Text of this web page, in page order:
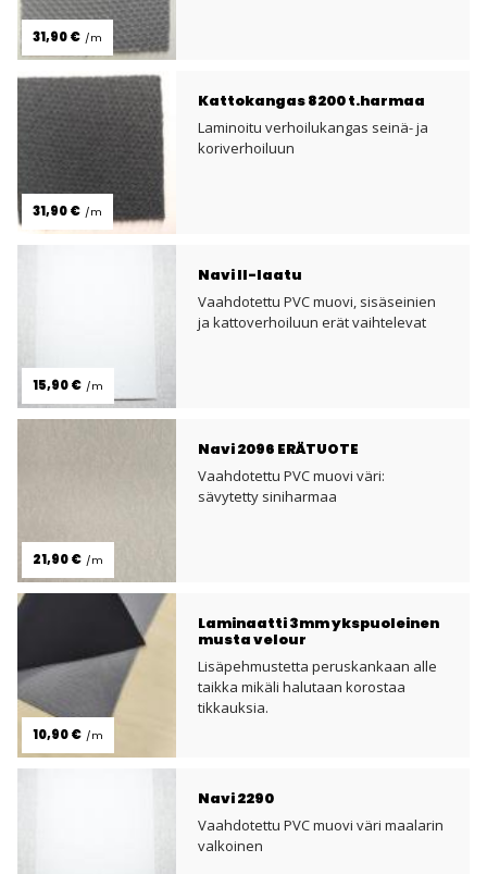
31,90 € /m
Kattokangas 8200 t.harmaa
Laminoitu verhoilukangas seinä- ja
koriverhoiluun
31,90 € /m
Navi II-laatu
Vaahdotettu PVC muovi, sisäseinien
ja kattoverhoiluun erät vaihtelevat
15,90 € /m
Navi 2096 ERÄTUOTE
Vaahdotettu PVC muovi väri:
sävytetty siniharmaa
21,90 € /m
Laminaatti 3mm ykspuoleinen
musta velour
Lisäpehmustetta peruskankaan alle
taikka mikäli halutaan korostaa
tikkauksia.
10,90 € /m
Navi 2290
Vaahdotettu PVC muovi väri maalarin
valkoinen